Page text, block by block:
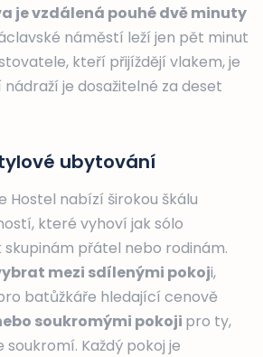
je vzdálená pouhé dvě minuty
náměstí leží jen pět minut
kteří přijíždějí vlakem, je
nádraží je dosažitelné za deset
ubytování
Hostel nabízí širokou škálu
které vyhoví jak sólo
přátel nebo rodinám.
mezi sdílenými pokoji,
batůžkáře hledající cenově
soukromými pokoji pro ty,
Každý pokoj je